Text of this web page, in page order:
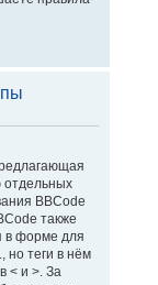
BBCode
также
в форме для
но теги в нём
< и >. За